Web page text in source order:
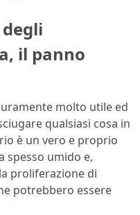
il panno
molto utile ed
qualsiasi cosa in
è un vero e proprio
spesso umido e,
proliferazione di
potrebbero essere